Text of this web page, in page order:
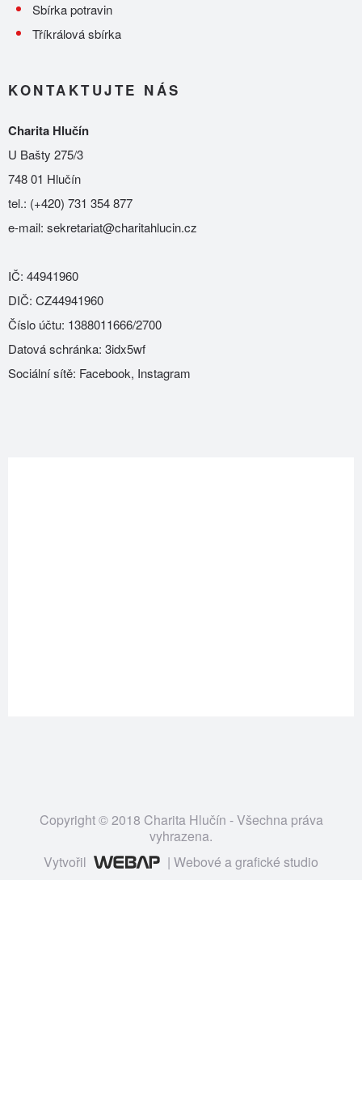
Sbírka potravin
Tříkrálová sbírka
KONTAKTUJTE NÁS
Charita Hlučín
U Bašty 275/3
748 01 Hlučín
tel.: (+420) 731 354 877
e-mail: sekretariat@charitahlucin.cz
IČ: 44941960
DIČ: CZ44941960
Číslo účtu: 1388011666/2700
Datová schránka: 3idx5wf
Sociální sítě: Facebook, Instagram
Copyright © 2018 Charita Hlučín - Všechna práva
vyhrazena.
Vytvořil
| Webové a grafické studio